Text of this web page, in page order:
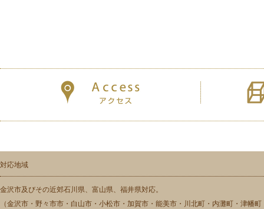
対応地域
金沢市及びその近郊石川県、富山県、福井県対応。
（金沢市・野々市市・白山市・小松市・加賀市・能美市・川北町・内灘町・津幡